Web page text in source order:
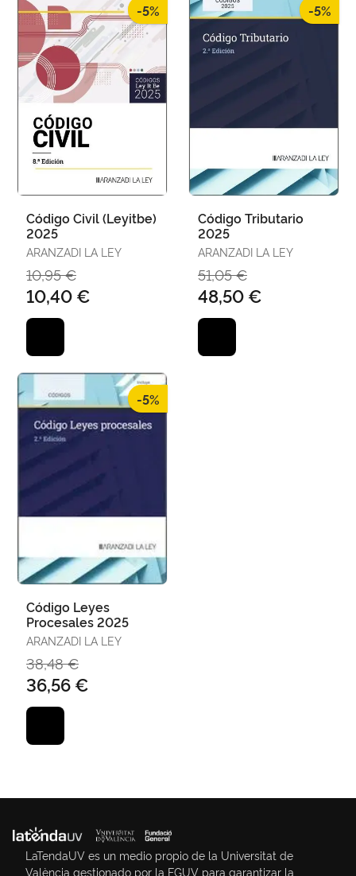
-5%
Código Civil (Leyitbe)
2025
ARANZADI LA LEY
10,95 €
10,40 €
-5%
Código Tributario
2025
ARANZADI LA LEY
51,05 €
48,50 €
-5%
Código Leyes
Procesales 2025
ARANZADI LA LEY
38,48 €
36,56 €
LaTendaUV es un medio propio de la Universitat de
València gestionado por la FGUV para garantizar la